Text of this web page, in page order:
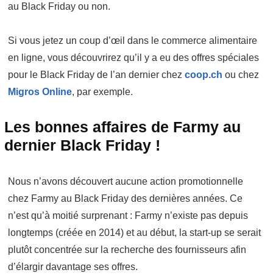
au Black Friday ou non.
Si vous jetez un coup d’œil dans le commerce alimentaire
en ligne, vous découvrirez qu’il y a eu des offres spéciales
pour le Black Friday de l’an dernier chez coop.ch ou chez
Migros Online, par exemple.
Les bonnes affaires de Farmy au
dernier Black Friday !
Nous n’avons découvert aucune action promotionnelle
chez Farmy au Black Friday des dernières années. Ce
n’est qu’à moitié surprenant : Farmy n’existe pas depuis
longtemps (créée en 2014) et au début, la start-up se serait
plutôt concentrée sur la recherche des fournisseurs afin
d’élargir davantage ses offres.